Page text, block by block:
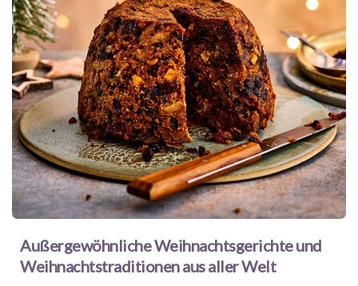
Außergewöhnliche Weihnachtsgerichte und
Weihnachtstraditionen aus aller Welt
Papas
Bücher
für
Mamas
Bücher
für
Großeltern